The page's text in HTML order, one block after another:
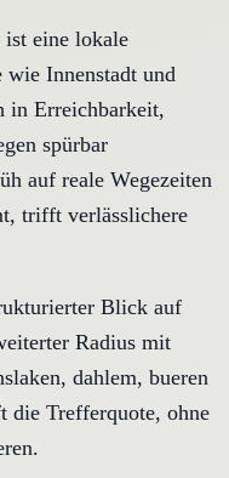
eine lokale
wie Innenstadt und
in Erreichbarkeit,
spürbar
auf reale Wegezeiten
trifft verlässlichere
Blick auf
Radius mit
dahlem, bueren
die Trefferquote, ohne